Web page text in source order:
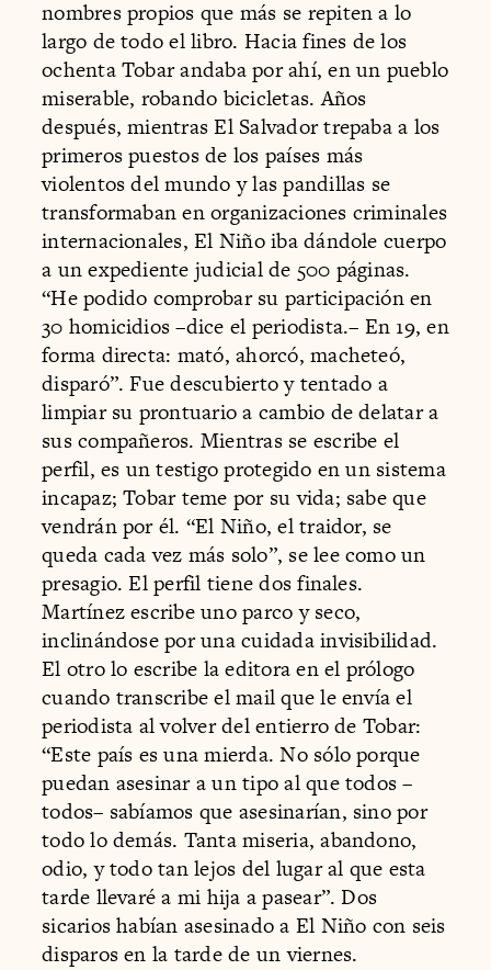
nombres propios que más se repiten a lo
largo de todo el libro. Hacia fines de los
ochenta Tobar andaba por ahí, en un pueblo
miserable, robando bicicletas. Años
después, mientras El Salvador trepaba a los
primeros puestos de los países más
violentos del mundo y las pandillas se
transformaban en organizaciones criminales
internacionales, El Niño iba dándole cuerpo
a un expediente judicial de 500 páginas.
“He podido comprobar su participación en
30 homicidios –dice el periodista.– En 19, en
forma directa: mató, ahorcó, macheteó,
disparó”. Fue descubierto y tentado a
limpiar su prontuario a cambio de delatar a
sus compañeros. Mientras se escribe el
perfil, es un testigo protegido en un sistema
incapaz; Tobar teme por su vida; sabe que
vendrán por él. “El Niño, el traidor, se
queda cada vez más solo”, se lee como un
presagio. El perfil tiene dos finales.
Martínez escribe uno parco y seco,
inclinándose por una cuidada invisibilidad.
El otro lo escribe la editora en el prólogo
cuando transcribe el mail que le envía el
periodista al volver del entierro de Tobar:
“Este país es una mierda. No sólo porque
puedan asesinar a un tipo al que todos –
todos– sabíamos que asesinarían, sino por
todo lo demás. Tanta miseria, abandono,
odio, y todo tan lejos del lugar al que esta
tarde llevaré a mi hija a pasear”. Dos
sicarios habían asesinado a El Niño con seis
disparos en la tarde de un viernes.